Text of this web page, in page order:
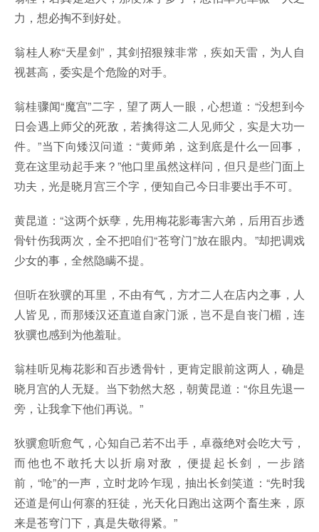
力，想必掏不到好处。
翁桂人称“天星剑”，其剑招狠辣非常，疾如天雷，为人自
视甚高，委实是个危险的对手。
翁桂骤闻“魔宫”二字，望了两人一眼，心想道：“没想到今
日会遇上师父的死敌，若擒得这二人见师父，实是大功一
件。”当下向矮汉问道：“黄师弟，这到底是什么一回事，
竟在这里动起手来？”他口里虽然这样问，但只是些门面上
功夫，光是晓月宫三个字，便知自己今日非要出手不可。
黄昆道：“这两个妖孽，先用梅花影毒害六弟，后用百步透
骨针伤我两次，全不把咱们“苍穹门”放在眼内。”却把调戏
少女的事，全然隐瞒不提。
但听在狄骥的耳里，不由有气，方才二人在店内之事，人
人皆见，而那矮汉还直道自家门派，岂不是自丧门楣，连
狄骥也感到为他羞耻。
翁桂听见梅花影和百步透骨针，更肯定眼前这两人，确是
晓月宫的人无疑。当下勃然大怒，朝黄昆道：“你且先退一
旁，让我拿下他们再说。”
狄骥愈听愈气，心知自己若不出手，卓薇绝对会吃大亏，
而他也不敢托大以折扇对敌，便提起长剑，一步踏
前，“呛”的一声，立时龙吟乍现，抽出长剑笑道：“先时我
还道是何山何寨的狂徒，光天化日跑出这两个畜生来，原
来是苍穹门下，真是失敬得紧。”